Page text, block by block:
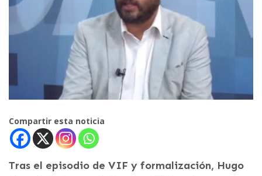
Compartir esta noticia
Tras el episodio de VIF y formalización, Hugo